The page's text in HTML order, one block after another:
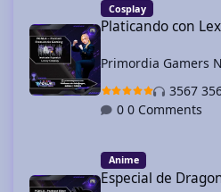
Cosplay
Platicando con
Primordia Gamers
0 Comments
Anime
Especial de